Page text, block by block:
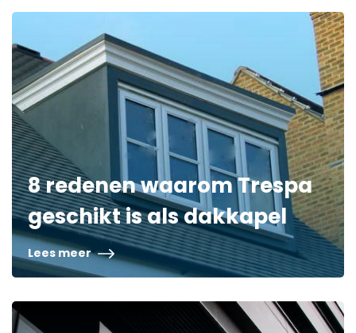
8 redenen waarom Trespa
geschikt is als dakkapel
Lees meer